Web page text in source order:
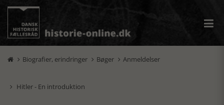
 Biografier, erindringer  Bøger  Anmeldelser
 Hitler - En introduktion